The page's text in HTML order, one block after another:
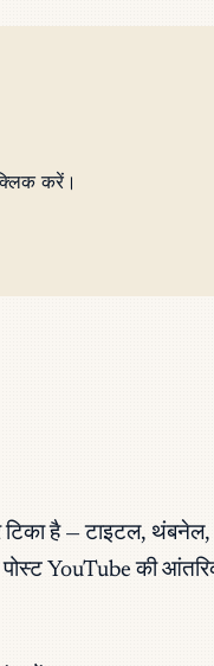
करें।
है — टाइटल,
YouTube की